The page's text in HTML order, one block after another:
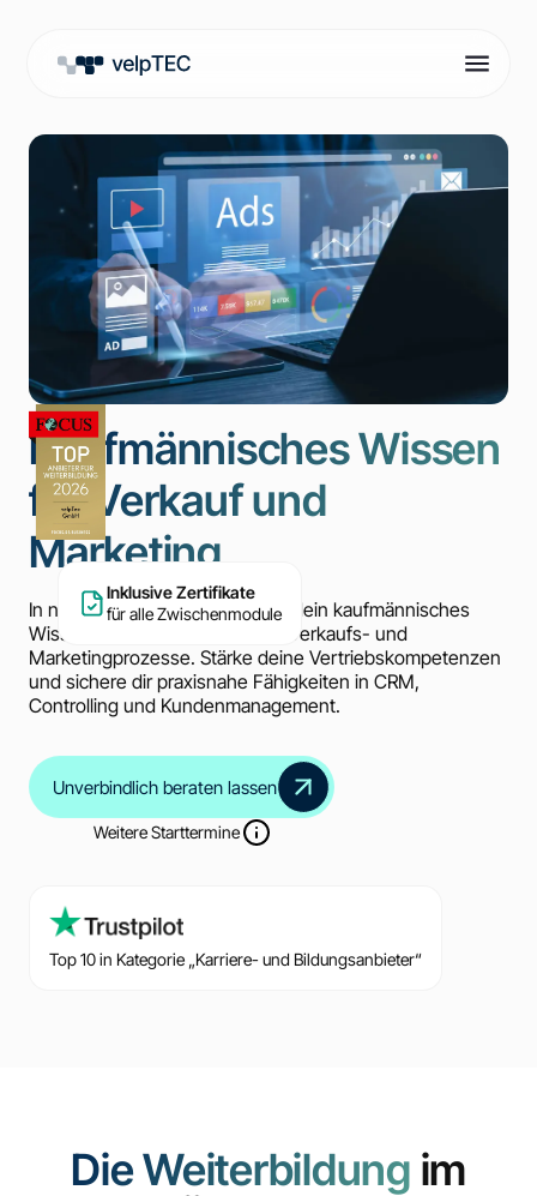
Inklusive Zertifikate
für alle Zwischenmodule
Kaufmännisches Wissen
für Verkauf und
Marketing
In nur 19 Wochen erweiterst du dein kaufmännisches
Wissen gezielt für erfolgreiche Verkaufs- und
Marketingprozesse. Stärke deine Vertriebskompetenzen
und sichere dir praxisnahe Fähigkeiten in CRM,
Controlling und Kundenmanagement.
Unverbindlich beraten lassen
Weitere Starttermine
Top 10 in Kategorie „Karriere- und Bildungsanbieter“
Die Weiterbildung im